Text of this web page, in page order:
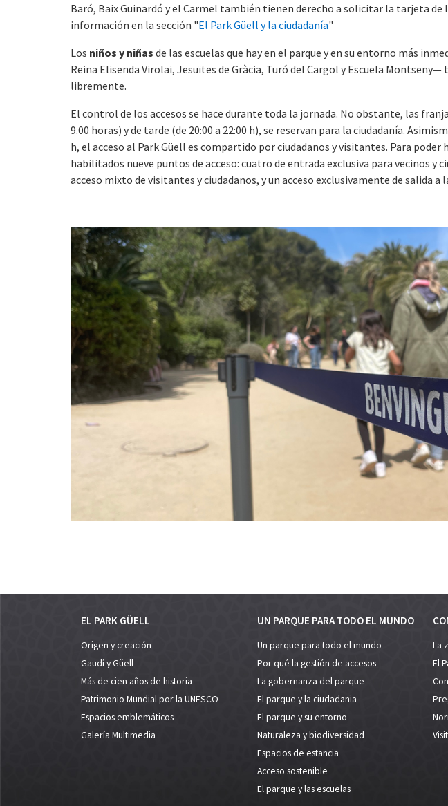
Baró, Baix Guinardó y el Carmel también tienen derecho a solicitar la tarjeta de
información en la sección "El Park Güell y la ciudadanía"
Los niños y niñas de las escuelas que hay en el parque y en su entorno más
Reina Elisenda Virolai, Jesuïtes de Gràcia, Turó del Cargol y Escuela
libremente.
El control de los accesos se hace durante toda la jornada. No obstante, las
9.00 horas) y de tarde (de 20:00 a 22:00 h), se reservan para la ciudadanía.
h, el acceso al Park Güell es compartido por ciudadanos y visitantes. Para poder
habilitados nueve puntos de acceso: cuatro de entrada exclusiva para vecinos y
acceso mixto de visitantes y ciudadanos, y un acceso exclusivamente de salida a
EL PARK GÜELL
Origen y creación
Gaudí y Güell
Más de cien años de historia
Patrimonio Mundial por la UNESCO
Espacios emblemáticos
Galería Multimedia
UN PARQUE PARA TODO EL MUNDO
Un parque para todo el mundo
Por qué la gestión de accesos
La gobernanza del parque
El parque y la ciudadania
El parque y su entorno
Naturaleza y biodiversidad
Espacios de estancia
Acceso sostenible
El parque y las escuelas
La
El